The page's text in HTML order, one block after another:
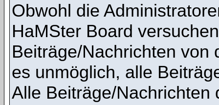
Obwohl die
HaMSter Board
Beiträge/Nachrichten von
es unmöglich, alle
Alle Beiträge/Nachrichten